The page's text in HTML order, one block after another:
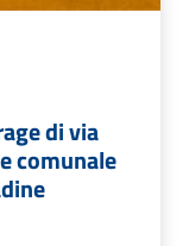
di via
comunale